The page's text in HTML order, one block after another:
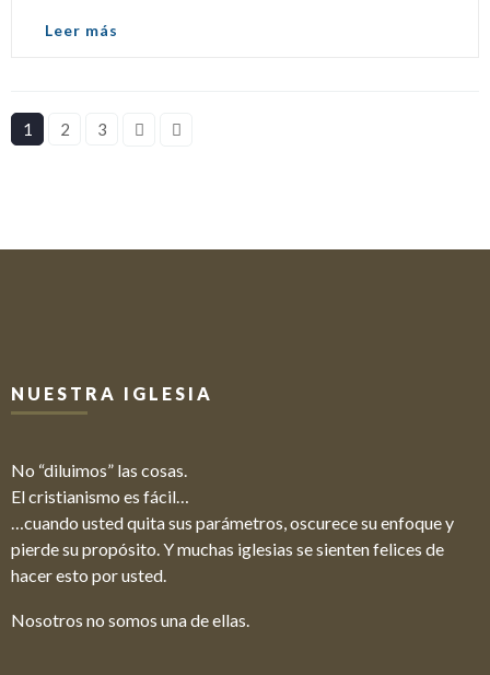
Leer más
1 2 3
NUESTRA IGLESIA
No “diluimos” las cosas.
El cristianismo es fácil…
…cuando usted quita sus parámetros, oscurece su enfoque y
pierde su propósito. Y muchas iglesias se sienten felices de
hacer esto por usted.
Nosotros no somos una de ellas.